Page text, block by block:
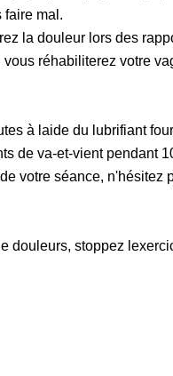
faire mal.
la douleur lors des
réhabiliterez votre
à laide du lubrifiant
de va-et-vient pendant
votre séance, n'hésitez
douleurs, stoppez